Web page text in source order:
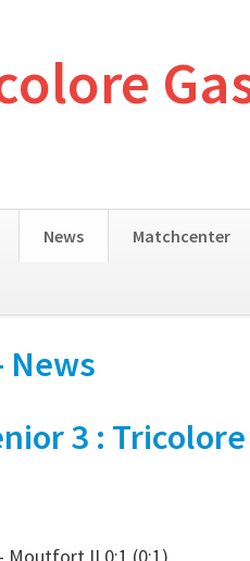
News Matchcenter
News
3 :
Moutfort II 0:1 (0:1)